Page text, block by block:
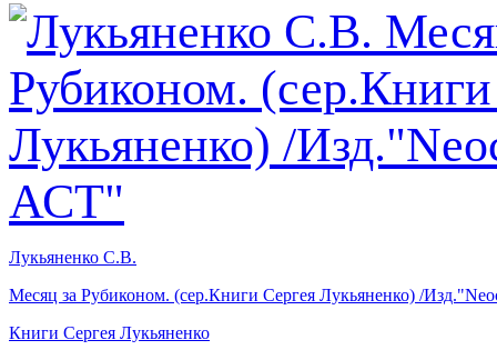
Лукьяненко С.В.
Месяц за Рубиконом. (сер.Книги Сергея Лукьяненко) /
Книги Сергея Лукьяненко